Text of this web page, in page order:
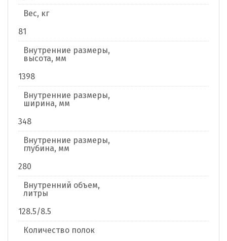
Вес, кг
81
Внутренние размеры,
высота, мм
1398
Внутренние размеры,
ширина, мм
348
Внутренние размеры,
глубина, мм
280
Внутренний объем,
литры
128.5/8.5
Количество полок